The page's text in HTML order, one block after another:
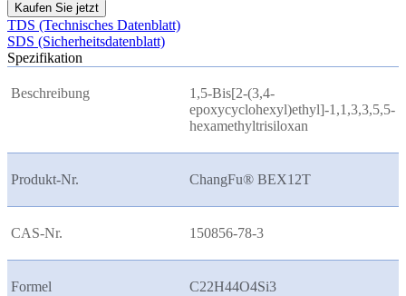
Kaufen Sie jetzt
TDS (Technisches Datenblatt)
SDS (Sicherheitsdatenblatt)
Spezifikation
Beschreibung
1,5-Bis[2-(3,4-
epoxycyclohexyl)ethyl]-1,1,3,3,5,5-
hexamethyltrisiloxan
Produkt-Nr. ChangFu® BEX12T
CAS-Nr. 150856-78-3
Formel C22H44O4Si3